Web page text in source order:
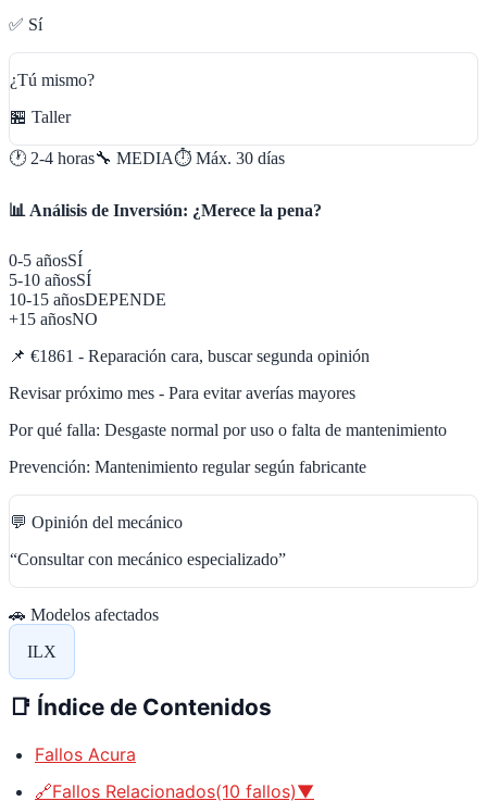
✅ Sí
¿Tú mismo?
🏪 Taller
🕐 2-4 horas🔧 MEDIA⏱️ Máx. 30 días
📊 Análisis de Inversión: ¿Merece la pena?
0-5 añosSÍ
5-10 añosSÍ
10-15 añosDEPENDE
+15 añosNO
📌 €1861 - Reparación cara, buscar segunda opinión
Revisar próximo mes - Para evitar averías mayores
Por qué falla: Desgaste normal por uso o falta de mantenimiento
Prevención: Mantenimiento regular según fabricante
💬 Opinión del mecánico
“Consultar con mecánico especializado”
🚗 Modelos afectados
ILX
📑 Índice de Contenidos
Fallos Acura
🔗Fallos Relacionados(10 fallos)▼